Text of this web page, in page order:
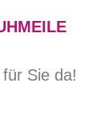
Sie da!